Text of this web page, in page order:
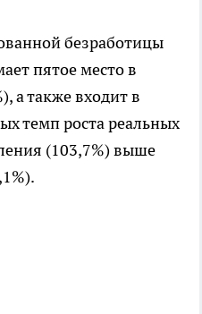
безработицы
пятое место в
а также входит в
темп роста реальных
(103,7%) выше